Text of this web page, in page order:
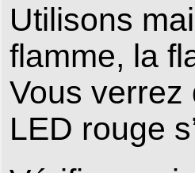
Utilisons
flamme, la
Vous verrez
LED rouge